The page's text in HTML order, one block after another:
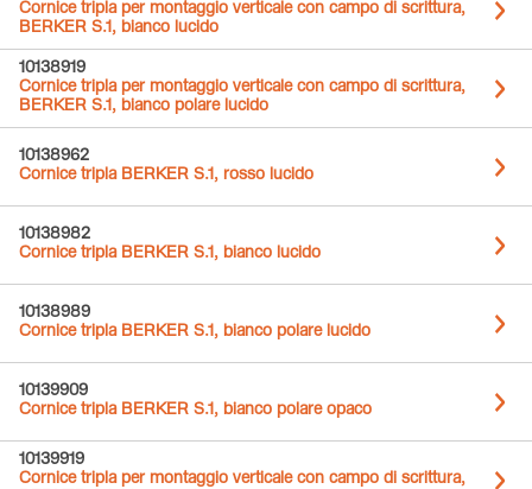
Cornice tripla per montaggio verticale con campo di scrittura,
BERKER S.1, bianco lucido
10138919
Cornice tripla per montaggio verticale con campo di scrittura,
BERKER S.1, bianco polare lucido
10138962
Cornice tripla BERKER S.1, rosso lucido
10138982
Cornice tripla BERKER S.1, bianco lucido
10138989
Cornice tripla BERKER S.1, bianco polare lucido
10139909
Cornice tripla BERKER S.1, bianco polare opaco
10139919
Cornice tripla per montaggio verticale con campo di scrittura,